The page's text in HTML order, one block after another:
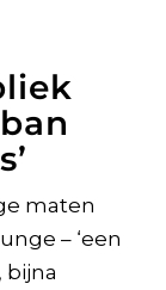
maten
– ‘een